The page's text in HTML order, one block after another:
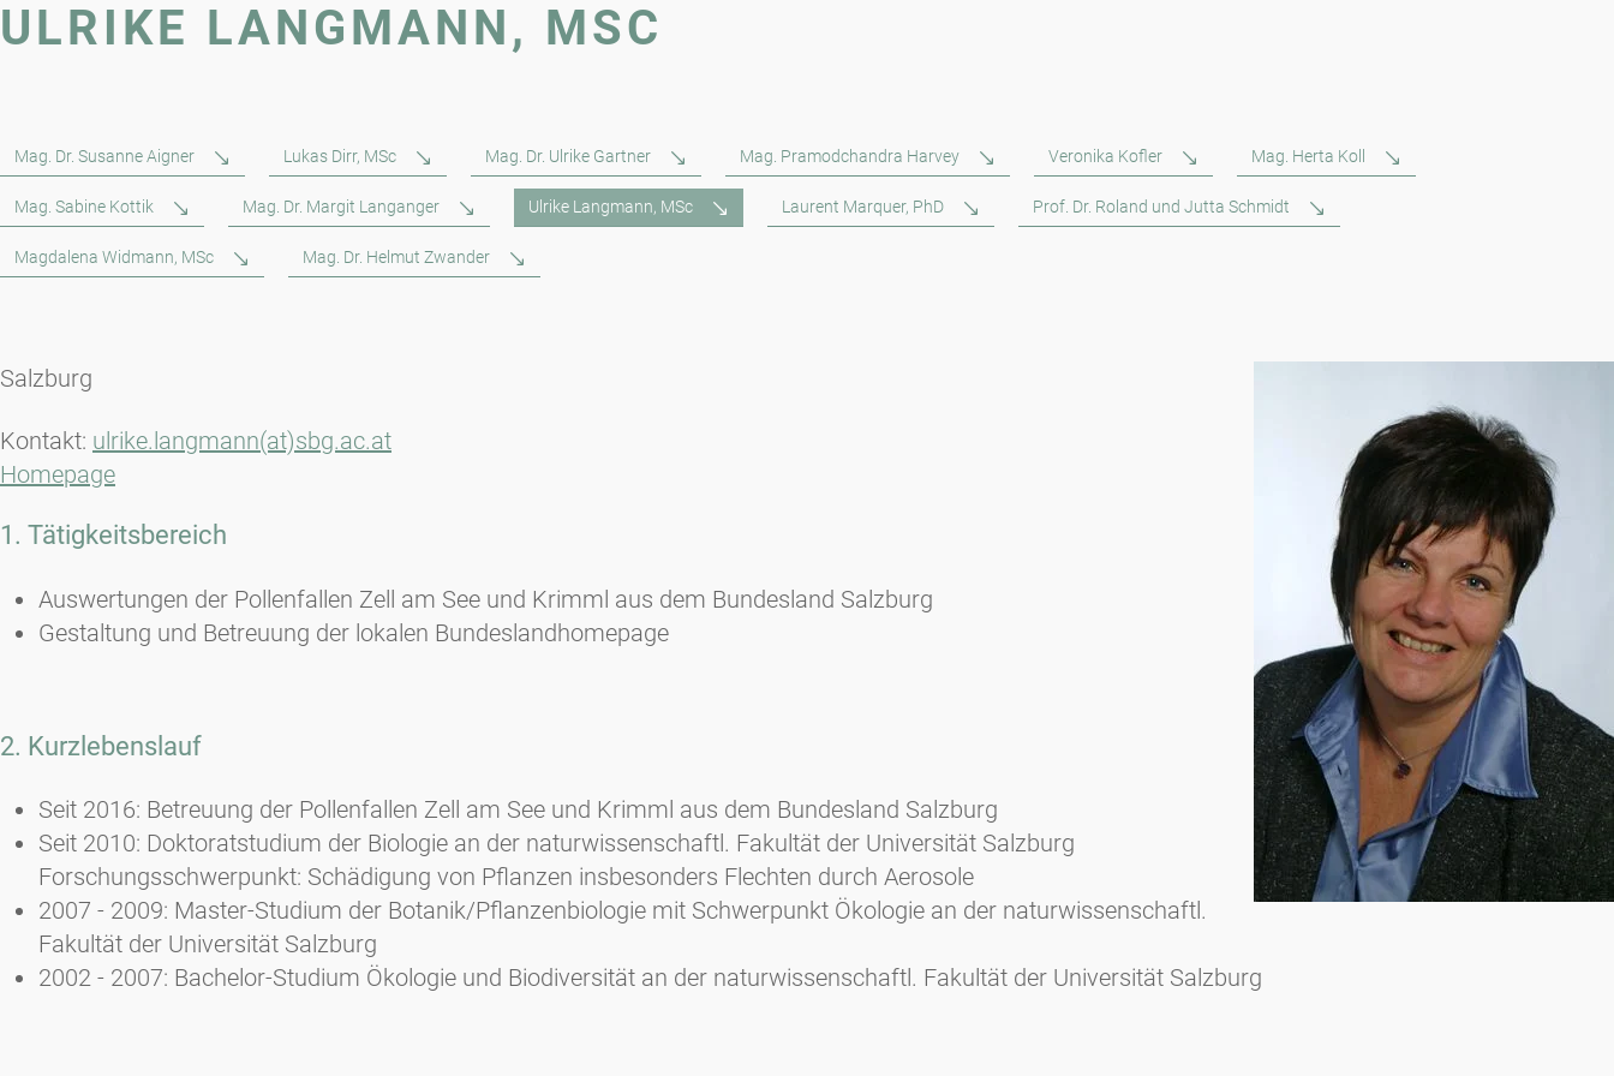
ULRIKE LANGMANN, MSC
Mag. Dr. Susanne Aigner Lukas Dirr, MSc Mag. Dr. Ulrike Gartner Mag. Pramodchandra Harvey Veronika Kofler Mag. Herta Koll
Mag. Sabine Kottik Mag. Dr. Margit Langanger Ulrike Langmann, MSc Laurent Marquer, PhD Prof. Dr. Roland und Jutta Schmidt
Magdalena Widmann, MSc Mag. Dr. Helmut Zwander
Salzburg
Kontakt: ulrike.langmann(at)sbg.ac.at
Homepage
1. Tätigkeitsbereich
Auswertungen der Pollenfallen Zell am See und Krimml aus dem Bundesland Salzburg
Gestaltung und Betreuung der lokalen Bundeslandhomepage
2. Kurzlebenslauf
Seit 2016: Betreuung der Pollenfallen Zell am See und Krimml aus dem Bundesland Salzburg
Seit 2010: Doktoratstudium der Biologie an der naturwissenschaftl. Fakultät der Universität Salzburg
Forschungsschwerpunkt: Schädigung von Pflanzen insbesonders Flechten durch Aerosole
2007 - 2009: Master-Studium der Botanik/Pflanzenbiologie mit Schwerpunkt Ökologie an der naturwissenschaftl.
Fakultät der Universität Salzburg
2002 - 2007: Bachelor-Studium Ökologie und Biodiversität an der naturwissenschaftl. Fakultät der Universität Salzburg